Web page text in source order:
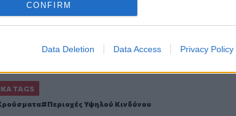
CONFIRM
Data Deletion Data Access Privacy Policy
TAGS
Περιοχές Υψηλού Κινδύνου